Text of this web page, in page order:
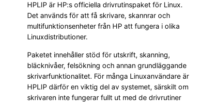
HPLIP är HP:s officiella drivrutinspaket för Linux.
Det används för att få skrivare, skannrar och
multifunktionsenheter från HP att fungera i olika
Linuxdistributioner.
Paketet innehåller stöd för utskrift, skanning,
bläcknivåer, felsökning och annan grundläggande
skrivarfunktionalitet. För många Linuxanvändare är
HPLIP därför en viktig del av systemet, särskilt om
skrivaren inte fungerar fullt ut med de drivrutiner